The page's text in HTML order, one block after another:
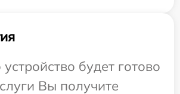
будет готово
Вы получите